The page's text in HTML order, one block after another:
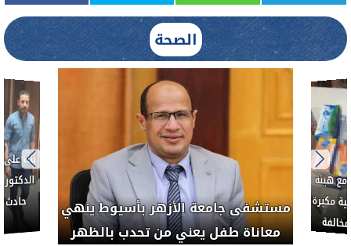
الصحة
بناءً
حادث
مستشفى جامعة الأزهر بأسيوط ينهي
معاناة طفل يعني من تحدب بالظهر
هيئة
مكبرة